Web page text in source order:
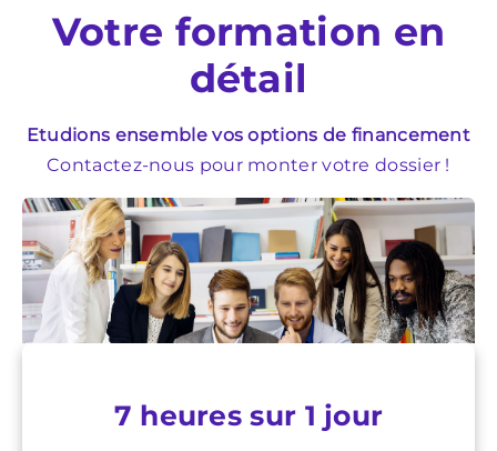
Votre formation en
détail
Etudions ensemble vos options de financement
Contactez-nous pour monter votre dossier !
7 heures sur 1 jour